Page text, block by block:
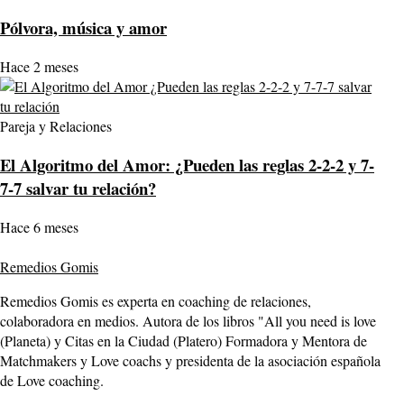
Pólvora, música y amor
Hace 2 meses
Pareja y Relaciones
El Algoritmo del Amor: ¿Pueden las reglas 2-2-2 y 7-
7-7 salvar tu relación?
Hace 6 meses
Remedios Gomis
Remedios Gomis es experta en coaching de relaciones,
colaboradora en medios. Autora de los libros "All you need is love
(Planeta) y Citas en la Ciudad (Platero) Formadora y Mentora de
Matchmakers y Love coachs y presidenta de la asociación española
de Love coaching.